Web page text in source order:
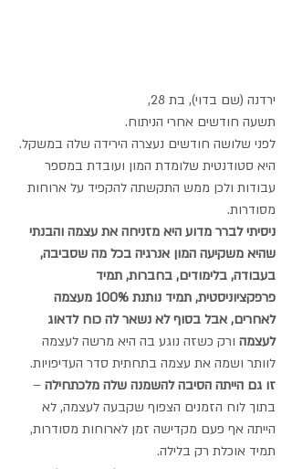
ירדנה (שם בדוי), בת 28,
תשעה חודשים אחרי הניתוח.
לפני שלושה חודשים נעצרה הירידה שלה במשקל.
היא סטודנטית שלומדת המון ועובדת במספר
עבודות ולכן ממש התקשתה להקפיד על ארוחות
מסודרות.
ניסיתי לברר מדוע היא מזניחה את עצמה והבנתי
שהיא משקיעה המון אנרגיה בכל מה שסביבה,
בעבודה, בלימודים, בחברות, תמיד
פרפקציוניסטית, תמיד נותנת 100% מעצמה
לאחרים, אבל בסוף לא נשאר לה כוח לדאוג
לעצמה ורק כשזה נוגע בה היא מרשה לעצמה
לוותר ושמה את עצמה בתחתית סדר העדיפויות.
זו גם הייתה הסיבה להשמנה שלה מלכתחילה –
בתוך לוח הזמנים הצפוף שקבעה לעצמה, לא
הייתה אף פעם מקדישה זמן לארוחות מסודרות,
תמיד אוכלת רק בלילה.